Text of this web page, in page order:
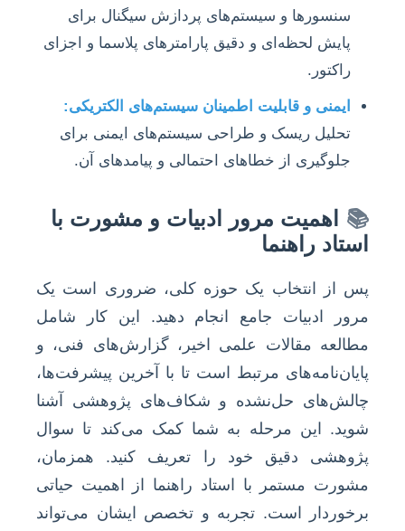
سنسورها و سیستم‌های پردازش سیگنال برای
پایش لحظه‌ای و دقیق پارامترهای پلاسما و اجزای
راکتور.
ایمنی و قابلیت اطمینان سیستم‌های الکتریکی:
تحلیل ریسک و طراحی سیستم‌های ایمنی برای
جلوگیری از خطاهای احتمالی و پیامدهای آن.
📚 اهمیت مرور ادبیات و مشورت با
استاد راهنما
پس از انتخاب یک حوزه کلی، ضروری است یک
مرور ادبیات جامع انجام دهید. این کار شامل
مطالعه مقالات علمی اخیر، گزارش‌های فنی، و
پایان‌نامه‌های مرتبط است تا با آخرین پیشرفت‌ها،
چالش‌های حل‌نشده و شکاف‌های پژوهشی آشنا
شوید. این مرحله به شما کمک می‌کند تا سوال
پژوهشی دقیق خود را تعریف کنید. همزمان،
مشورت مستمر با استاد راهنما از اهمیت حیاتی
برخوردار است. تجربه و تخصص ایشان می‌تواند